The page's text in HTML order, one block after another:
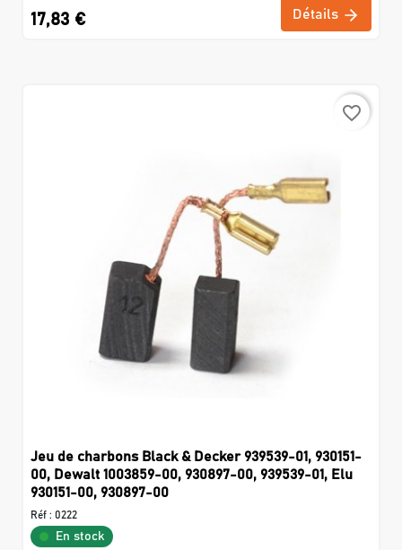
17,83 € Détails
favorite_border
Jeu de charbons Black & Decker 939539-01, 930151-
00, Dewalt 1003859-00, 930897-00, 939539-01, Elu
930151-00, 930897-00
Réf : 0222
En stock